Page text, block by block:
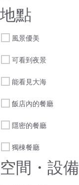
地點
風景優美
可看到夜景
能看見大海
飯店內的餐廳
隱密的餐廳
獨棟餐廳
空間・設備